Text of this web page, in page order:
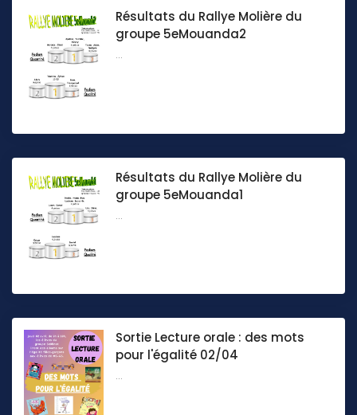
Résultats du Rallye Molière du
groupe 5eMouanda2
...
Résultats du Rallye Molière du
groupe 5eMouanda1
...
Sortie Lecture orale : des mots
pour l'égalité 02/04
...